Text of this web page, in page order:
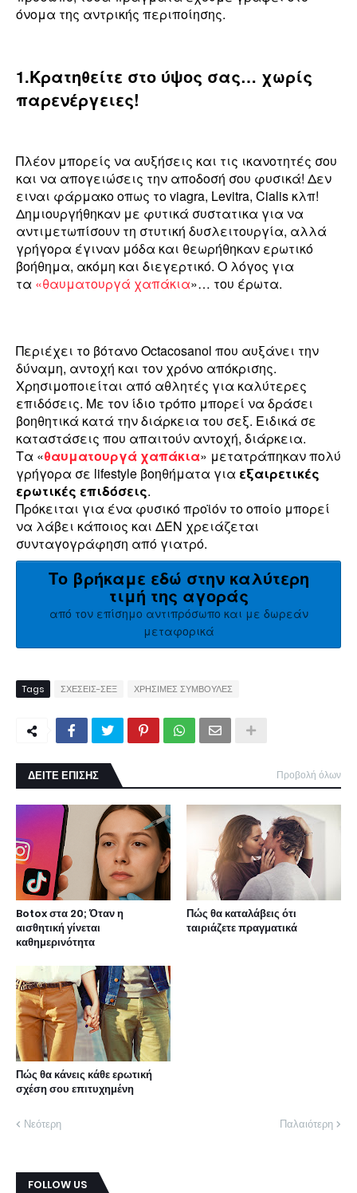
όνομα της αντρικής περιποίησης.
1.Κρατηθείτε στο ύψος σας… χωρίς
παρενέργειες!
Πλέον μπορείς να αυξήσεις και τις ικανοτητές σου
και να απογειώσεις την αποδοσή σου φυσικά! Δεν
ειναι φάρμακο οπως το viagra, Levitra, Cialis κλπ!
Δημιουργήθηκαν με φυτικά συστατικα για να
αντιμετωπίσουν τη στυτική δυσλειτουργία, αλλά
γρήγορα έγιναν μόδα και θεωρήθηκαν ερωτικό
βοήθημα, ακόμη και διεγερτικό. O λόγος για
τα «θαυματουργά χαπάκια»… του έρωτα.
Περιέχει το βότανο Octacosanol που αυξάνει την
δύναμη, αντοχή και τον χρόνο απόκρισης.
Χρησιμοποιείται από αθλητές για καλύτερες
επιδόσεις. Με τον ίδιο τρόπο μπορεί να δράσει
βοηθητικά κατά την διάρκεια του σεξ. Ειδικά σε
καταστάσεις που απαιτούν αντοχή, διάρκεια.
Τα «θαυματουργά χαπάκια» μετατράπηκαν πολύ
γρήγορα σε lifestyle βοηθήματα για εξαιρετικές
ερωτικές επιδόσεις.
Πρόκειται για ένα φυσικό προϊόν το οποίο μπορεί
να λάβει κάποιος και ΔΕΝ χρειάζεται
συνταγογράφηση από γιατρό.
Το βρήκαμε εδώ στην καλύτερη
τιμή της αγοράς
από τον επίσημο αντιπρόσωπο και με δωρεάν
μεταφορικά
Tags ΣΧΕΣΕΙΣ-ΣΕΞ ΧΡΗΣΙΜΕΣ ΣΥΜΒΟΥΛΕΣ
ΔΕΙΤΕ ΕΠΙΣΗΣ Προβολή όλων
Botox στα 20; Όταν η
αισθητική γίνεται
καθημερινότητα
Πώς θα καταλάβεις ότι
ταιριάζετε πραγματικά
Πώς θα κάνεις κάθε ερωτική
σχέση σου επιτυχημένη
Νεότερη Παλαιότερη
FOLLOW US